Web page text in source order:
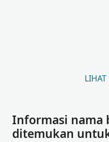
Informasi nama
ditemukan